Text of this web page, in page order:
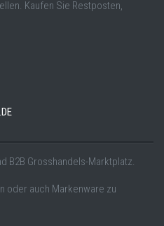
Kaufen Sie Restposten,
B2B Grosshandels-Marktplatz.
oder auch Markenware zu